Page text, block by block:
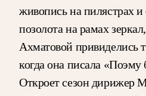
живопись на пилястрах и
позолота на рамах
Ахматовой привиделись
когда она писала «Поэму
Откроет сезон дирижер